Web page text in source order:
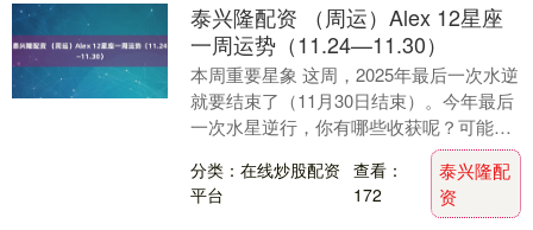
泰兴隆配资 （周运）Alex 12星座
一周运势（11.24—11.30）
本周重要星象 这周，2025年最后一次水逆
就要结束了（11月30日结束）。今年最后
一次水星逆行，你有哪些收获呢？可能生
活上有许多需要修修补补的东西，又或者
是意识....
分类：在线炒股配资
平台
查看：
172
泰兴隆配
资